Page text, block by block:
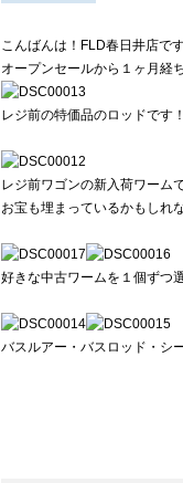
こんばんは！FLD春日井店です
オープンセールから１ヶ月経
レジ前の特価品のロッドです
レジ前ワゴンの新入荷ワーム
お宝も埋まっているかもしれ
好きな中古ワームを１個ずつ
バスルアー・バスロッド・シ